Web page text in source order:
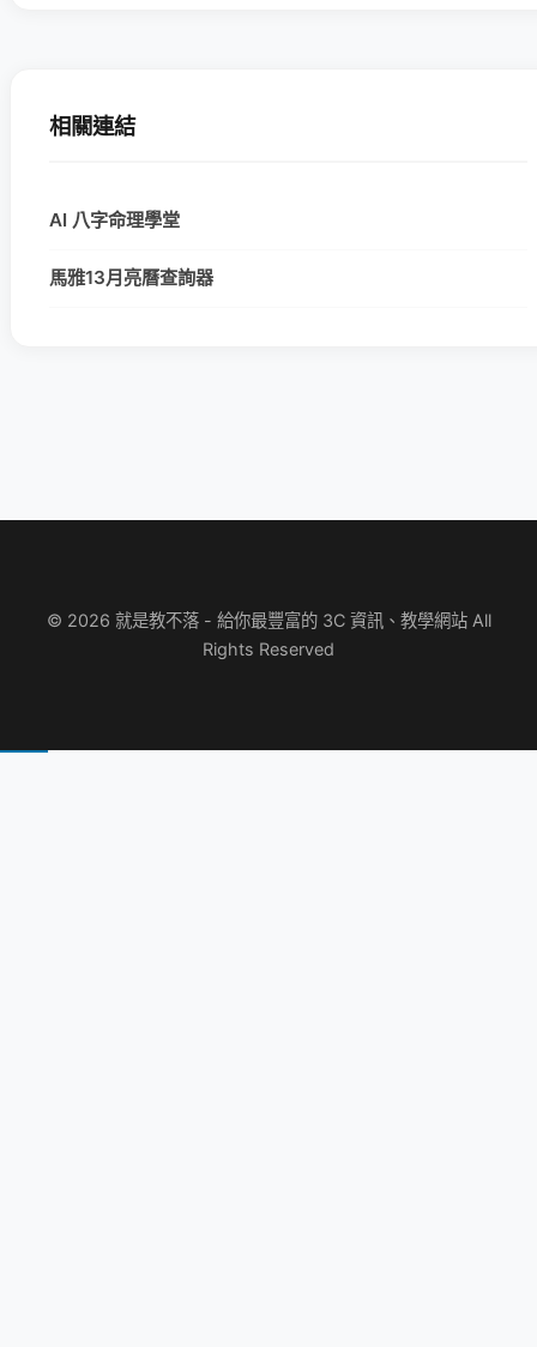
相關連結
AI 八字命理學堂
馬雅13月亮曆查詢器
© 2026 就是教不落 - 給你最豐富的 3C 資訊、教學網站 All
Rights Reserved